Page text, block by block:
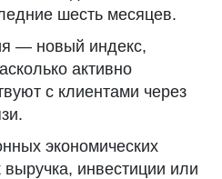
шесть месяцев.
— новый индекс,
активно
с клиентами через
экономических
выручка, инвестиции или